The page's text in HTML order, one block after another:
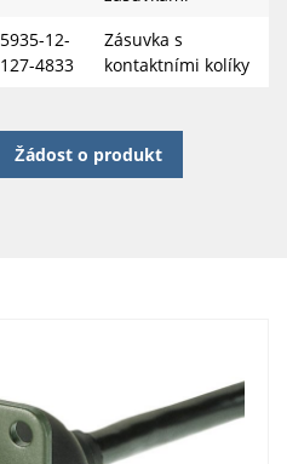
5935-12-
127-4833
Zásuvka s
kontaktními kolíky
Žádost o produkt